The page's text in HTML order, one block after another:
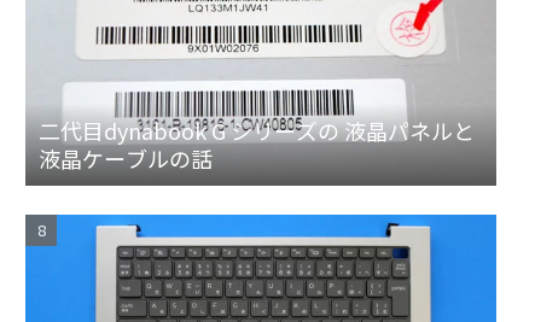
二代目dynabook G シリーズの 液晶パネルと
液晶ケーブルの話